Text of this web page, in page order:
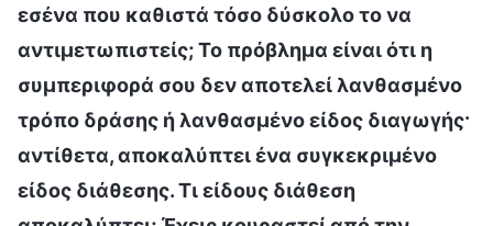
εσένα που καθιστά τόσο δύσκολο το να
αντιμετωπιστείς; Το πρόβλημα είναι ότι η
συμπεριφορά σου δεν αποτελεί λανθασμένο
τρόπο δράσης ή λανθασμένο είδος διαγωγής·
αντίθετα, αποκαλύπτει ένα συγκεκριμένο
είδος διάθεσης. Τι είδους διάθεση